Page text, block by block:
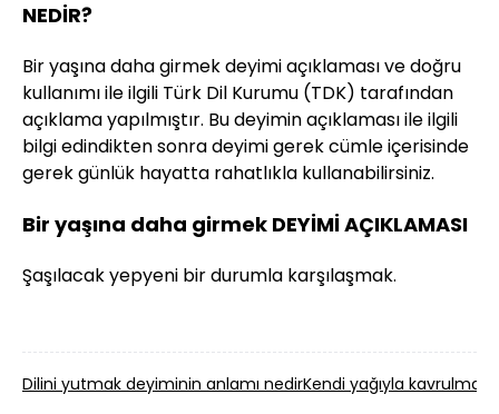
NEDİR?
Bir yaşına daha girmek deyimi açıklaması ve doğru
kullanımı ile ilgili Türk Dil Kurumu (TDK) tarafından
açıklama yapılmıştır. Bu deyimin açıklaması ile ilgili
bilgi edindikten sonra deyimi gerek cümle içerisinde
gerek günlük hayatta rahatlıkla kullanabilirsiniz.
Bir yaşına daha girmek DEYİMİ AÇIKLAMASI
Şaşılacak yepyeni bir durumla karşılaşmak.
Dilini yutmak deyiminin anlamı nedirKendi yağıyla